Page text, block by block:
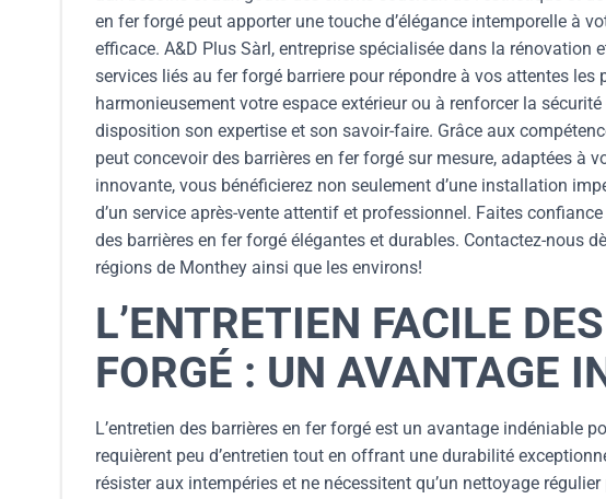
en fer forgé peut apporter une touche d’élégance intemporelle à
efficace. A&D Plus Sàrl, entreprise spécialisée dans la rénovation
services liés au fer forgé barriere pour répondre à vos attentes
harmonieusement votre espace extérieur ou à renforcer la
disposition son expertise et son savoir-faire. Grâce aux
peut concevoir des barrières en fer forgé sur mesure, adaptées à
innovante, vous bénéficierez non seulement d’une installation
d’un service après-vente attentif et professionnel. Faites
des barrières en fer forgé élégantes et durables. Contactez-nous
régions de Monthey ainsi que les environs!
L’ENTRETIEN FACILE
FORGÉ : UN AVANTAGE
L’entretien des barrières en fer forgé est un avantage indéniable
requièrent peu d’entretien tout en offrant une durabilité
résister aux intempéries et ne nécessitent qu’un nettoyage